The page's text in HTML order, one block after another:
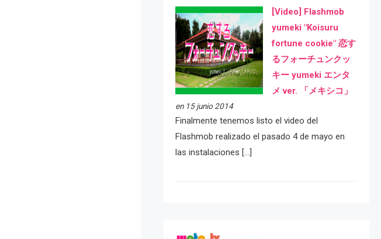
[Video] Flashmob
yumeki "Koisuru
fortune cookie" 恋す
るフォーチュンクッ
キー yumeki エンタ
メ ver. 「メキシコ」
en 15 junio 2014
Finalmente tenemos listo el video del
Flashmob realizado el pasado 4 de mayo en
las instalaciones […]